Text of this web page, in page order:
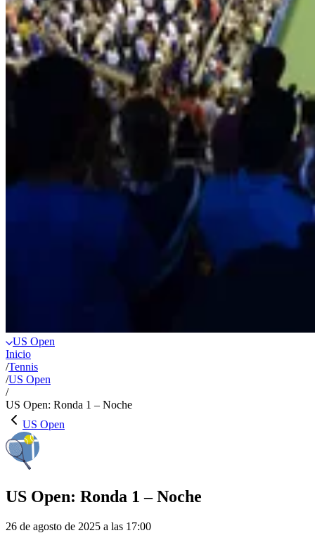
US Open
Inicio
/Tennis
/US Open
/
US Open: Ronda 1 – Noche
US Open
US Open: Ronda 1 – Noche
26 de agosto de 2025 a las 17:00